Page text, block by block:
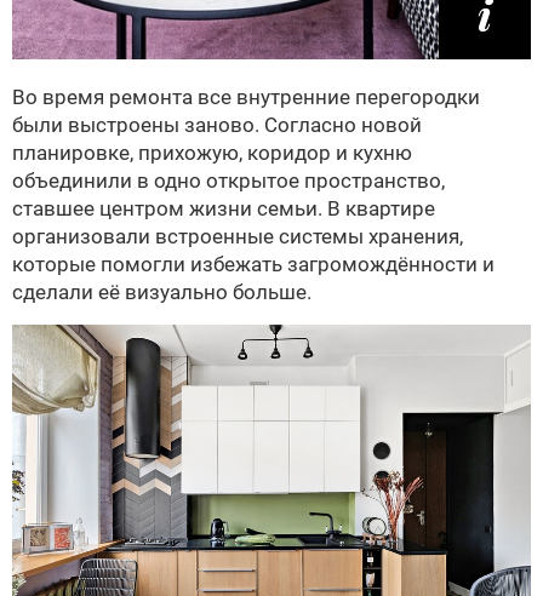
Во время ремонта все внутренние перегородки
были выстроены заново. Согласно новой
планировке, прихожую, коридор и кухню
объединили в одно открытое пространство,
ставшее центром жизни семьи. В квартире
организовали встроенные системы хранения,
которые помогли избежать загромождённости и
сделали её визуально больше.